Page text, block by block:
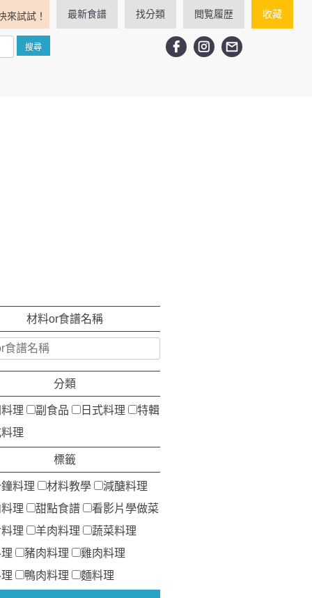
來試試！ 最新食譜 找分類 閲覧履歴 收藏
材料or食譜名稱
分類
理 副食品 日式料理
特輯
理
標籤
料理 材料教學
減醣料理
理
甜點食譜
看影片學做菜
理
羊肉料理
蔬菜料理
豬肉料理
雞肉料理
鴨肉料理 麵料理